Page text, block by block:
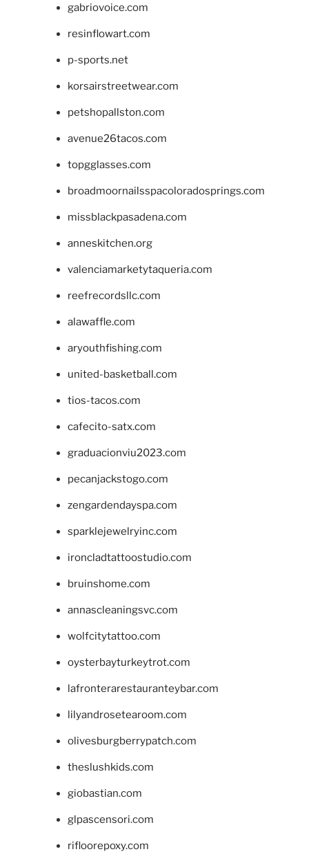
gabriovoice.com
resinflowart.com
p-sports.net
korsairstreetwear.com
petshopallston.com
avenue26tacos.com
topgglasses.com
broadmoornailsspacoloradosprings.com
missblackpasadena.com
anneskitchen.org
valenciamarketytaqueria.com
reefrecordsllc.com
alawaffle.com
aryouthfishing.com
united-basketball.com
tios-tacos.com
cafecito-satx.com
graduacionviu2023.com
pecanjackstogo.com
zengardendayspa.com
sparklejewelryinc.com
ironcladtattoostudio.com
bruinshome.com
annascleaningsvc.com
wolfcitytattoo.com
oysterbayturkeytrot.com
lafronterarestauranteybar.com
lilyandrosetearoom.com
olivesburgberrypatch.com
theslushkids.com
giobastian.com
glpascensori.com
rifloorepoxy.com